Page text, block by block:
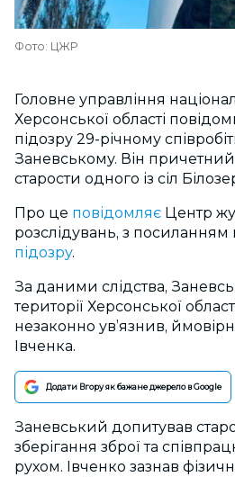
Фото: ЦЖР
Головне управління
Херсонської області
підозру 29-річному
Заневському. Він
старости одного із сіл
Про це повідомляє Центр
розслідувань, з
підозру.
За даними слідства,
території Херсонської
незаконно ув’язнив,
Івченка.
Додати Вгору як бажане джерело в Google
Заневський допитував
зберігання зброї та
рухом. Івченко зазнав